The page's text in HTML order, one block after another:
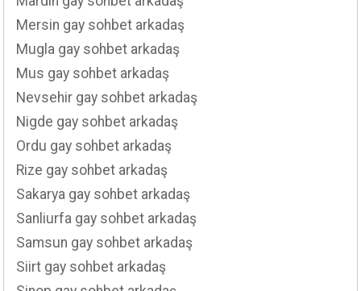
Mersin gay sohbet arkadaş
Mugla gay sohbet arkadaş
Mus gay sohbet arkadaş
Nevsehir gay sohbet arkadaş
Nigde gay sohbet arkadaş
Ordu gay sohbet arkadaş
Rize gay sohbet arkadaş
Sakarya gay sohbet arkadaş
Sanliurfa gay sohbet arkadaş
Samsun gay sohbet arkadaş
Siirt gay sohbet arkadaş